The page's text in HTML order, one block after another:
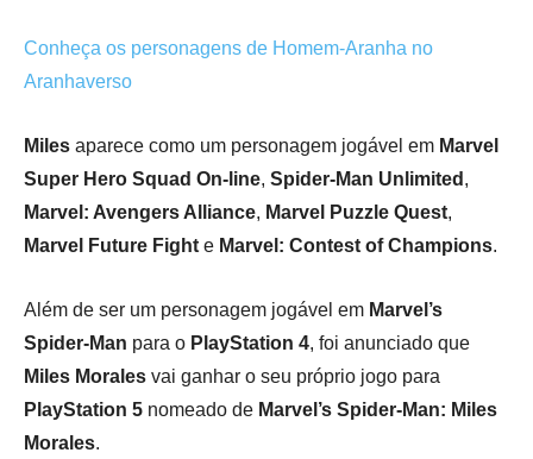
Conheça os personagens de Homem-Aranha no
Aranhaverso
Miles aparece como um personagem jogável em Marvel
Super Hero Squad On-line, Spider-Man Unlimited ,
Marvel: Avengers Alliance, Marvel Puzzle Quest,
Marvel Future Fight e Marvel: Contest of Champions.
Além de ser um personagem jogável em Marvel’s
Spider-Man para o PlayStation 4, foi anunciado que
Miles Morales vai ganhar o seu próprio jogo para
PlayStation 5 nomeado de Marvel’s Spider-Man: Miles
Morales.